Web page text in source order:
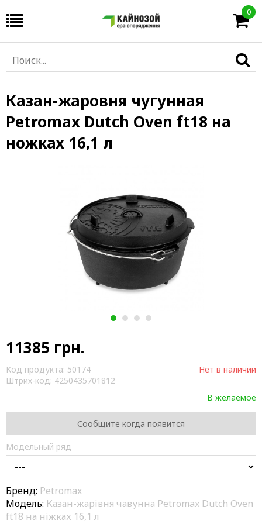
0
Казан-жаровня чугунная
Petromax Dutch Oven ft18 на
ножках 16,1 л
1 2 3 4
11385 грн.
Код продукта: 50174
Штрих-код: 4250435701812
Нет в наличии
В желаемое
Сообщите когда появится
Модельный ряд
Бренд: Petromax
Модель: Казан-жарівня чавунна Petromax Dutch Oven
ft18 на ніжках 16,1 л